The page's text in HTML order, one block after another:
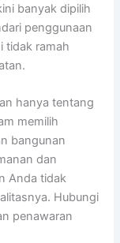
banyak dipilih
penggunaan
tidak ramah
hanya tentang
memilih
bangunan
dan
Anda tidak
Hubungi
penawaran